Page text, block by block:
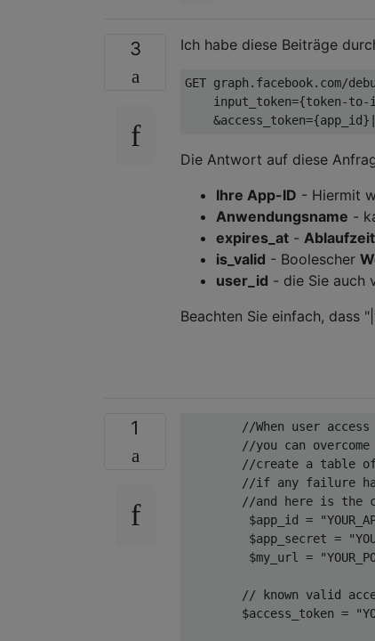
3 Ich habe diese Beiträge
GET graph.facebook.com/
input_token={token-to-
Die Antwort auf diese
Ihre App-ID - Hiermit
Anwendungsname -
expires_at -
is_valid - Boolescher
user_id - die Sie auch
Beachten Sie einfach, dass
1
//When user
//you can
//create a table
//if any failure
//and here is the
$app_id =
$app_secret =
$my_url =
// known valid
$access_token =